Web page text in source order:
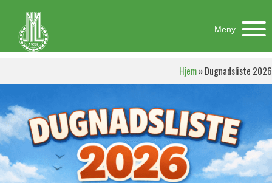
Meny
Hjem»Dugnadsliste 2026